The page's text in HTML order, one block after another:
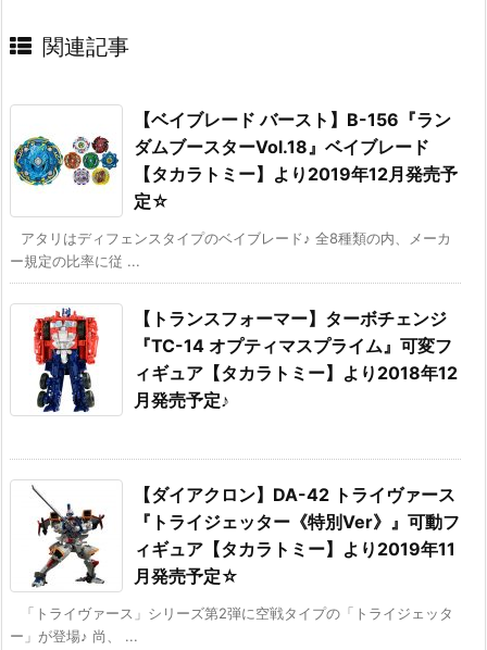
関連記事
【ベイブレード バースト】B-156『ラン
ダムブースターVol.18』ベイブレード
【タカラトミー】より2019年12月発売予
定☆
アタリはディフェンスタイプのベイブレード♪ 全8種類の内、メーカ
ー規定の比率に従 ...
【トランスフォーマー】ターボチェンジ
『TC-14 オプティマスプライム』可変フ
ィギュア【タカラトミー】より2018年12
月発売予定♪
【ダイアクロン】DA-42 トライヴァース
『トライジェッター《特別Ver》』可動フ
ィギュア【タカラトミー】より2019年11
月発売予定☆
「トライヴァース」シリーズ第2弾に空戦タイプの「トライジェッタ
ー」が登場♪ 尚、 ...